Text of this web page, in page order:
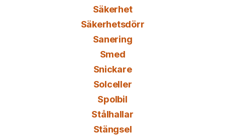
Säkerhet
Säkerhetsdörr
Sanering
Smed
Snickare
Solceller
Spolbil
Stålhallar
Stängsel